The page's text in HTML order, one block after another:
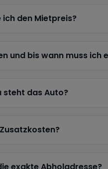
ich den Mietpreis?
und bis wann muss ich
steht das Auto?
exakte Abholadresse?